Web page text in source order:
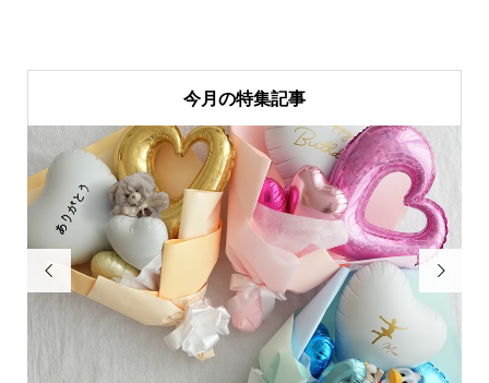
今月の特集記事
 